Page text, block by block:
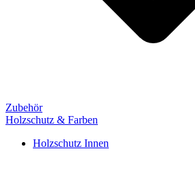
Zubehör
Holzschutz & Farben
Holzschutz Innen